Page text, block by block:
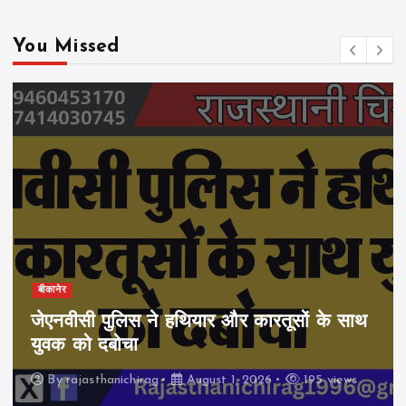
n
You Missed
बीकानेर
जेएनवीसी पुलिस ने हथियार और कारतूसों के साथ
युवक को दबोचा
Byrajasthanichirag August 1, 2026 195 views